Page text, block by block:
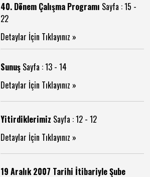
40. Dönem Çalışma Programı Sayfa : 15 -
22
Detaylar İçin Tıklayınız »
Sunuş Sayfa : 13 - 14
Detaylar İçin Tıklayınız »
Yitirdiklerimiz Sayfa : 12 - 12
Detaylar İçin Tıklayınız »
19 Aralık 2007 Tarihi İtibariyle Şube